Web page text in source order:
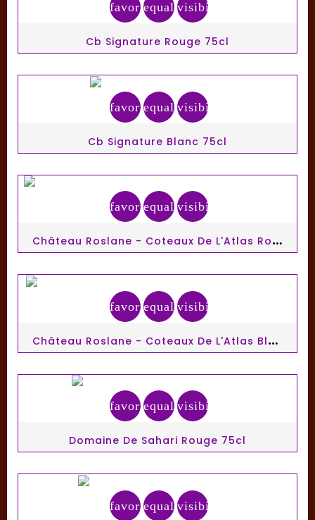
favorite_border
equalizervisibility
Cb Signature Rouge 75cl
favorite_border
equalizervisibility
Cb Signature Blanc 75cl
favorite_border
equalizervisibility
C
Hâteau Roslane - Coteaux De L'Atlas Rouge 75cl
favorite_border
equalizervisibility
C
Hâteau Roslane - Coteaux De L'Atlas Blanc 75cl
favorite_border
equalizervisibility
Domaine De Sahari Rouge 75cl
favorite_border
equalizervisibility